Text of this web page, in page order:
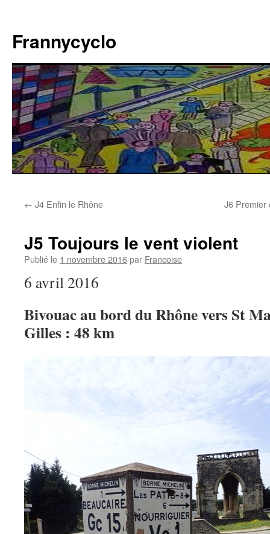
contenu
Frannycyclo
← J4 Enfin le Rhône J6 Premier
J5 Toujours le vent violent
Publié le 1 novembre 2016par Francoise
6 avril 2016
Bivouac au bord du Rhône vers St
Gilles : 48 km